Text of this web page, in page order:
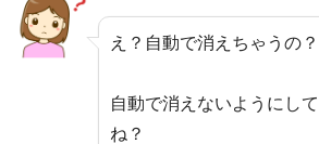
え？自動で消えちゃうの？
自動で消えないようにし
ね？